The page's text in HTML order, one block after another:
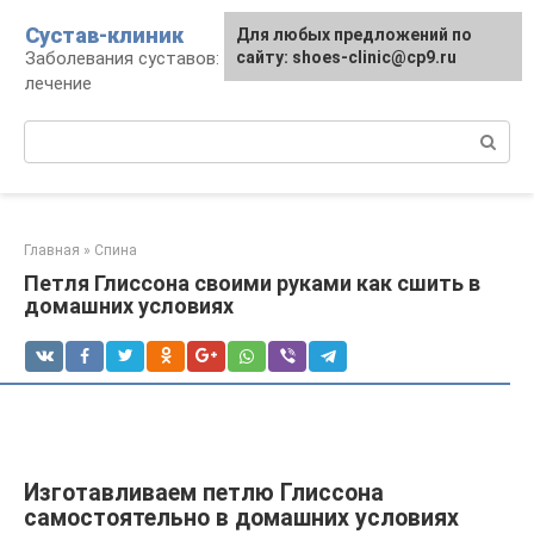
контенту
Сустав-клиник
Заболевания суставов: профилактика и
лечение
Главная » Спина
Петля Глиссона своими руками как сшить в
домашних условиях
Изготавливаем петлю Глиссона
самостоятельно в домашних условиях
Для любых предложений по
сайту: shoes-clinic@cp9.ru